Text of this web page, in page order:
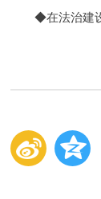
◆在法治建